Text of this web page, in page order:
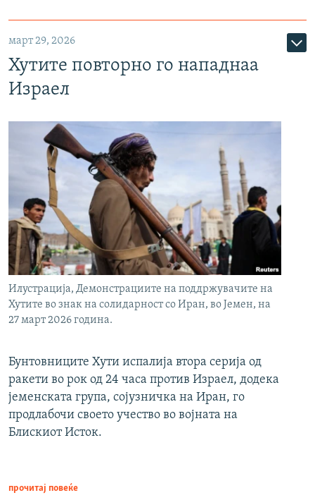
март 29, 2026
Хутите повторно го нападнаа
Израел
Илустрација, Демонстрациите на поддржувачите на
Хутите во знак на солидарност со Иран, во Јемен, на
27 март 2026 година.
Бунтовниците Хути испалија втора серија од
ракети во рок од 24 часа против Израел, додека
јеменската група, сојузничка на Иран, го
продлабочи своето учество во војната на
Блискиот Исток.
прочитај повеќе